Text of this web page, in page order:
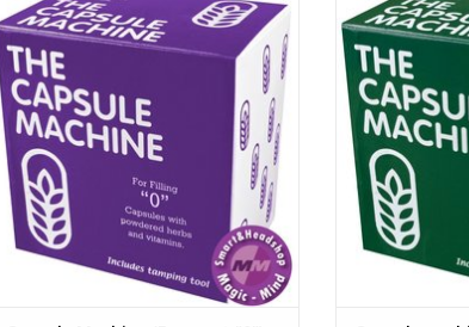
apparaatje vul je capsules (formaat "0")
met je eigen mengsel kruiden en zaden. Je
kunt er in enkele seconden 24 capsules
tegelijk mee maken (die elk circa 500 mg
poeder bevatten).
TOEVOEGEN AAN WINKELWAGEN
apparaatje vul
met je eigen
kunt er in
tegelijk mee